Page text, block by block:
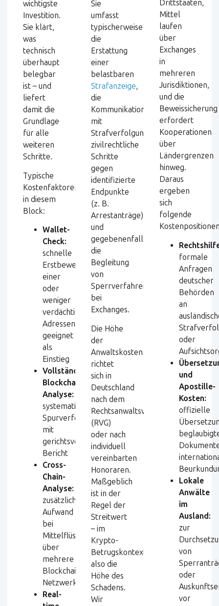
wichtigste
Investition.
Sie klärt,
was
technisch
überhaupt
belegbar
ist – und
liefert
damit die
Grundlage
für alle
weiteren
Schritte.
Typische
Kostenfaktoren
in diesem
Block:
Wallet-
Check:
schnelle
Erstbewertung
einer
oder
weniger
verdächtiger
Adressen,
geeignet
als
Einstieg
Vollständige
Blockchain-
Analyse:
systematische
Spurverfolgung
mit
gerichtsverwertbarem
Bericht
Cross-
Chain-
Analyse:
zusätzlicher
Aufwand
bei
Mittelflüssen
über
mehrere
Blockchain-
Netzwerke
Real-
Sie
umfasst
typischerweise
die
Erstattung
einer
belastbaren
Strafanzeige,
die
Kommunikation
mit
Strafverfolgungsbehörden,
zivilrechtliche
Schritte
gegen
identifizierte
Endpunkte
(z. B.
Arrestanträge)
und
gegebenenfalls
die
Begleitung
von
Sperrverfahren
bei
Exchanges.
Die Höhe
der
Anwaltskosten
richtet
sich in
Deutschland
nach dem
Rechtsanwaltsvergütungsgesetz
(RVG)
oder nach
individuell
vereinbarten
Honoraren.
Maßgeblich
ist in der
Regel der
Streitwert
– im
Krypto-
Betrugskontext
also die
Höhe des
Schadens.
Wir
Drittstaaten,
Mittel
laufen
über
Exchanges
in
mehreren
Jurisdiktionen,
und die
Beweissicherung
erfordert
Kooperationen
über
Ländergrenzen
hinweg.
Daraus
ergeben
sich
folgende
formale
Anfragen
deutscher
Behörden
an
oder
und
Apostille-
Kosten:
offizielle
Lokale
Anwälte
im
Ausland:
zur
von
oder
vor